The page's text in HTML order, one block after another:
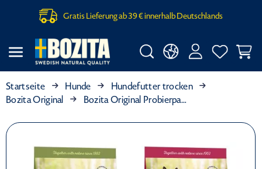
Gratis Lieferung ab 39 € innerhalb Deutschlands
Startseite Hunde
Hundefutter trocken
Bozita Original
Bozita Original Probierpaket 3 x 3 kg